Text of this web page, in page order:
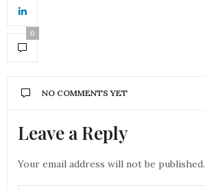
0
NO COMMENTS YET
Leave a Reply
Your email address will not be published.